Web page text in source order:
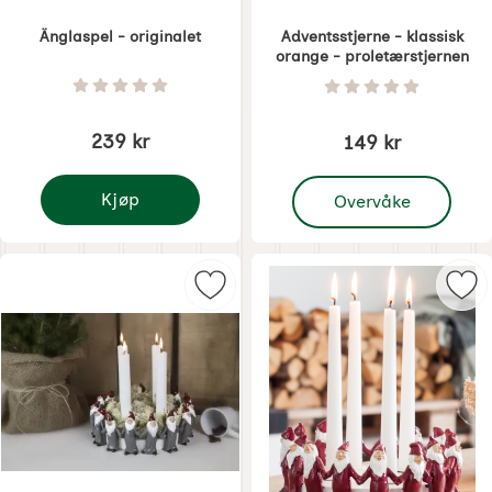
Änglaspel - originalet
Varenummer 1291Vurdering: 0 Stjerne av 5
239 kr
Kjøp
Änglaspel - originalet
Adventsstjerne - klassisk
orange - proletærstjernen
Varenummer 1296Vurdering: 0
149 kr
Overvåke
, Adventsstjerne -
Merk tomtering Adventsljusstake